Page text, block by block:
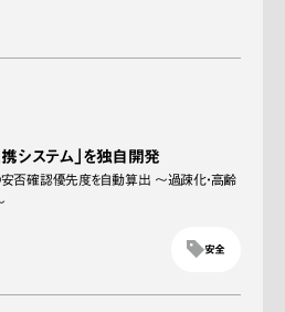
システム」を独自開発
安否確認優先度を自動算出 ～過疎化・高齢
安全